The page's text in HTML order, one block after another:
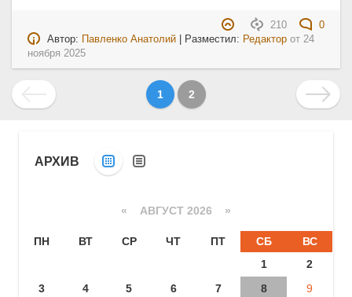
210
0
Автор: Павленко Анатолий | Разместил: Редактор от 24
ноября 2025
1 2
АРХИВ
« АВГУСТ 2026 »
ПН ВТ СР ЧТ ПТ СБ
ВС
1
2
3
4 5 6 7 8
9